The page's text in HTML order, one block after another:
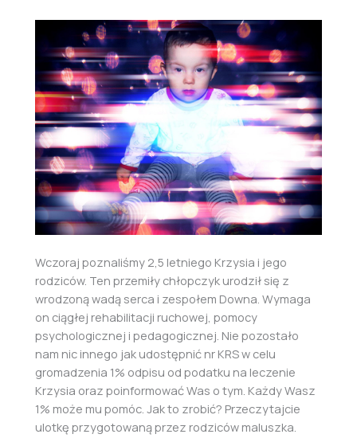
Wczoraj poznaliśmy 2,5 letniego Krzysia i jego
rodziców. Ten przemiły chłopczyk urodził się z
wrodzoną wadą serca i zespołem Downa. Wymaga
on ciągłej rehabilitacji ruchowej, pomocy
psychologicznej i pedagogicznej. Nie pozostało
nam nic innego jak udostępnić nr KRS w celu
gromadzenia 1% odpisu od podatku na leczenie
Krzysia oraz poinformować Was o tym. Każdy Wasz
1% może mu pomóc. Jak to zrobić? Przeczytajcie
ulotkę przygotowaną przez rodziców maluszka.